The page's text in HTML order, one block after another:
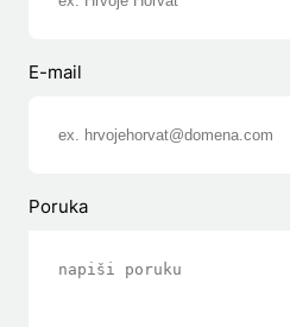
E-mail
Poruka